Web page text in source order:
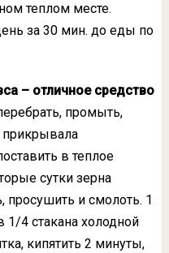
теплом месте.
за 30 мин. до еды по
– отличное средство
промыть,
прикрывала
в теплое
сутки зерна
просушить и смолоть. 1
1/4 стакана холодной
кипятить 2 минуты,